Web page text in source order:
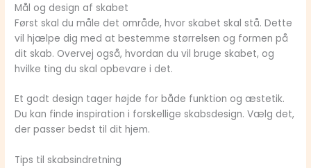
Mål og design af skabet
Først skal du måle det område, hvor skabet skal stå. Dette
vil hjælpe dig med at bestemme størrelsen og formen på
dit skab. Overvej også, hvordan du vil bruge skabet, og
hvilke ting du skal opbevare i det.
Et godt design tager højde for både funktion og æstetik.
Du kan finde inspiration i forskellige skabsdesign. Vælg det,
der passer bedst til dit hjem.
Tips til skabsindretning